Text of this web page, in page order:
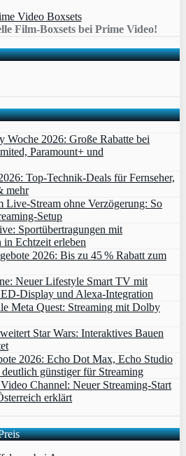
Film-Boxsets bei Prime Video!
Woche 2026: Große Rabatte bei
Paramount+ und
Top-Technik-Deals für Fernseher,
mehr
Stream ohne Verzögerung: So
Setup
Sportübertragungen mit
in Echtzeit erleben
2026: Bis zu 45 % Rabatt zum
Neuer Lifestyle Smart TV mit
und Alexa‑Integration
Meta Quest: Streaming mit Dolby
Star Wars: Interaktives Bauen
2026: Echo Dot Max, Echo Studio
günstiger für Streaming
Channel: Neuer Streaming‑Start
erklärt